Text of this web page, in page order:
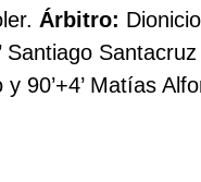
Árbitro:
Santiago
y 90’+4’ Matías